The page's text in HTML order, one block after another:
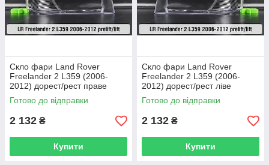
Скло фари Land Rover
Freelander 2 L359 (2006-
2012) дорест/рест праве
Готово до відправки
2 132 ₴
Купити
Скло фари Land Rover
Freelander 2 L359 (2006-
2012) дорест/рест ліве
Готово до відправки
2 132 ₴
Купити